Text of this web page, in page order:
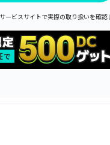
ビスサイトで実際の取り扱いを確認